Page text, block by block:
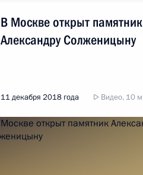
В Москве открыт памятник
Александру Солженицыну
11 декабря 2018 года Видео, 10